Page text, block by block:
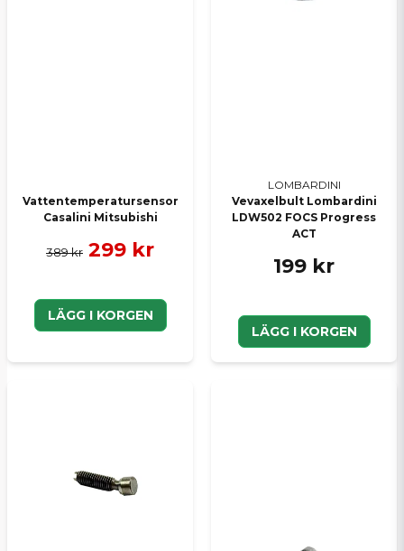
Vattentemperatursensor
Casalini Mitsubishi
389 kr 299 kr
LÄGG I KORGEN
LOMBARDINI
Vevaxelbult Lombardini
LDW502 FOCS Progress
ACT
199 kr
LÄGG I KORGEN